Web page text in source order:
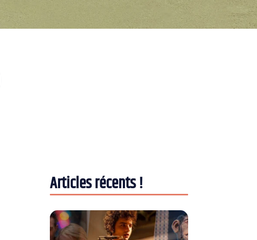
Articles récents !